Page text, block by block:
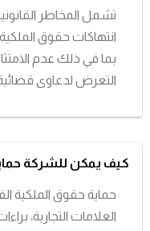
تشمل المخاطر
انتهاكات حقوق
بما في ذلك عدم الامتثال
التعرض لدعاوى
كيف يمكن للشركة
حماية حقوق الملكية
العلامات التجارية،